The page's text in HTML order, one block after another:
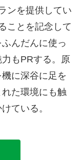
ンを提供してい
ことを記念して
んだんに使っ
もPRする。原
に深谷に足を
た環境にも触
ている。